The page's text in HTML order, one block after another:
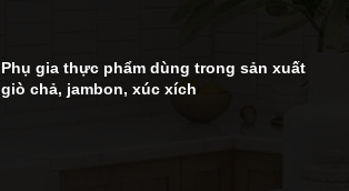
Phụ gia thực phẩm dùng trong sản xuất
giò chả, jambon, xúc xích